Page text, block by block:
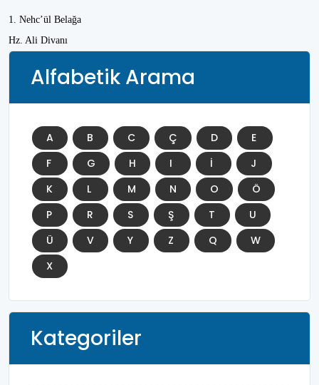
1. Nehc’ül Belağa
Hz. Ali Divanı
Alfabetik Arama
A B C Ç D
E
F
G H I İ
J
K
L M N O
Ö
P
R S Ş T
U
Ü
V Y Z Q
W
X
Kategoriler